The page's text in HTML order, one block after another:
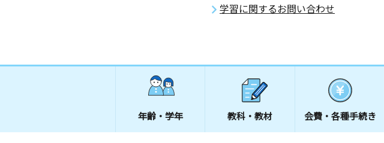
学習に関するお問い合わせ
年齢・学年 教科・教材 会費・ 各種手続き